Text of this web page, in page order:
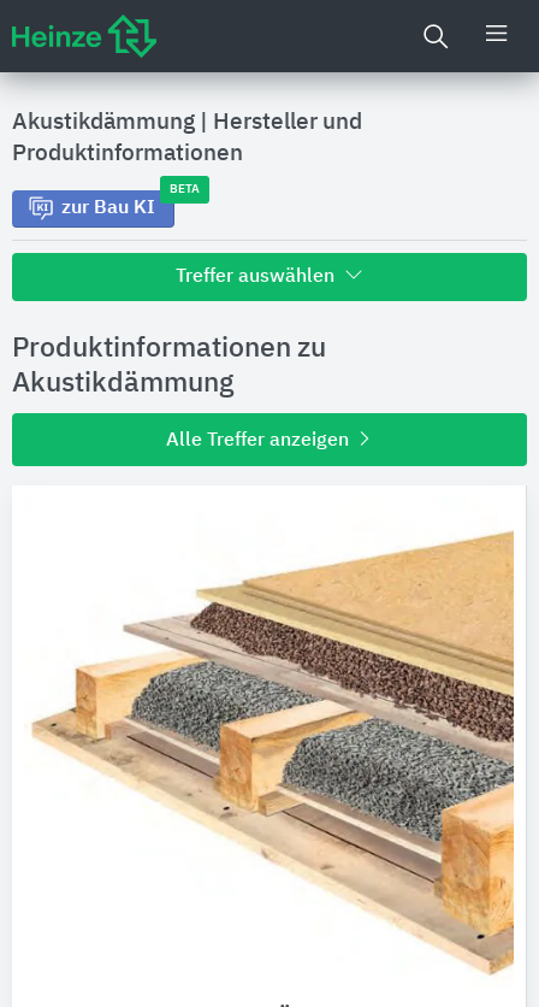
Akustikdämmung
Hersteller und
Produktinformationen
zur Bau KI
BETA
Treffer auswählen
Hersteller
Produktinformationen
Ausschreibungstexte
CAD-Details
Architekturobjekte
Expertenprofile
Produktinformationen zu
Akustikdämmung
Alle Treffer anzeigen